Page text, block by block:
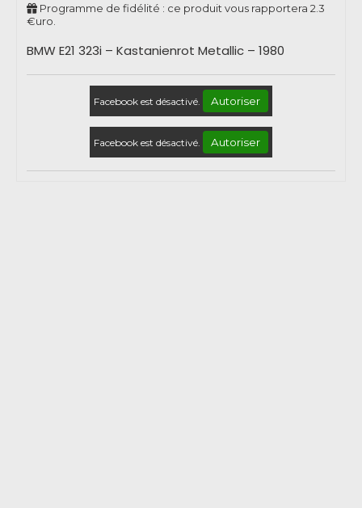
Programme de fidélité : ce produit vous rapportera 2.3
€uro.
BMW E21 323i – Kastanienrot Metallic – 1980
Facebook est désactivé. Autoriser
Facebook est désactivé. Autoriser